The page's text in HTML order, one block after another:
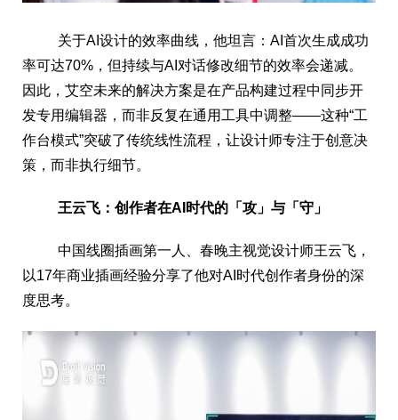
关于AI设计的效率曲线，他坦言：AI首次生成成功
率可达70%，但持续与AI对话修改细节的效率会递减。
因此，艾空未来的解决方案是在产品构建过程中同步开
发专用编辑器，而非反复在通用工具中调整——这种“工
作台模式”突破了传统线性流程，让设计师专注于创意决
策，而非执行细节。
王云飞：创作者在AI时代的「攻」与「守」
中国线圈插画第一人、春晚主视觉设计师王云飞，
以17年商业插画经验分享了他对AI时代创作者身份的深
度思考。